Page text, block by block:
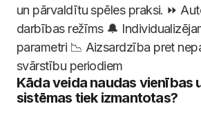
un pārvaldītu spēles praksi. ⏩
darbības režīms 🔔
parametri 📉 Aizsardzība pret
svārstību periodiem
Kāda veida naudas vienības
sistēmas tiek izmantotas?